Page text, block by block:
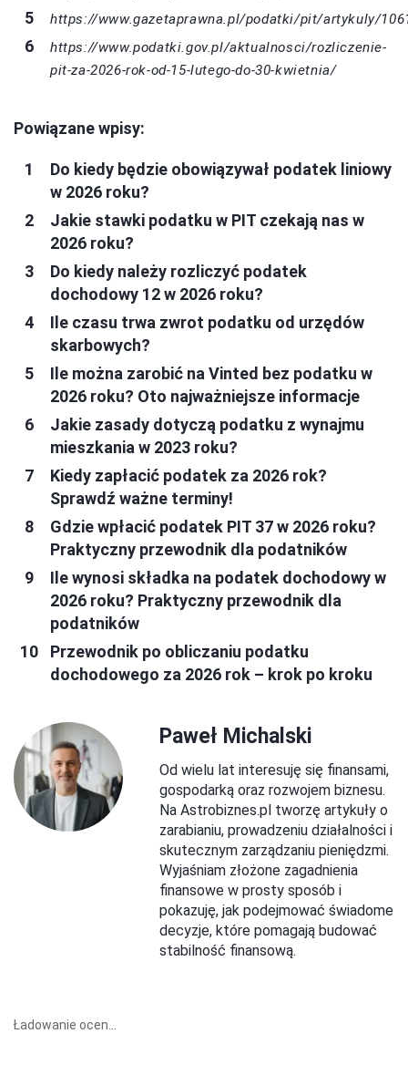
https://www.gazetaprawna.pl/podatki/pit/artykuly/
https://www.podatki.gov.pl/aktualnosci/rozliczenie-
pit-za-2026-rok-od-15-lutego-do-30-kwietnia/
Powiązane wpisy:
Do kiedy będzie obowiązywał podatek liniowy
w 2026 roku?
Jakie stawki podatku w PIT czekają nas w
2026 roku?
Do kiedy należy rozliczyć podatek
dochodowy 12 w 2026 roku?
Ile czasu trwa zwrot podatku od urzędów
skarbowych?
Ile można zarobić na Vinted bez podatku w
2026 roku? Oto najważniejsze informacje
Jakie zasady dotyczą podatku z wynajmu
mieszkania w 2023 roku?
Kiedy zapłacić podatek za 2026 rok?
Sprawdź ważne terminy!
Gdzie wpłacić podatek PIT 37 w 2026 roku?
Praktyczny przewodnik dla podatników
Ile wynosi składka na podatek dochodowy w
2026 roku? Praktyczny przewodnik dla
podatników
Przewodnik po obliczaniu podatku
dochodowego za 2026 rok – krok po kroku
Paweł Michalski
Od wielu lat interesuję się finansami,
gospodarką oraz rozwojem biznesu.
Na Astrobiznes.pl tworzę artykuły o
zarabianiu, prowadzeniu działalności i
skutecznym zarządzaniu pieniędzmi.
Wyjaśniam złożone zagadnienia
finansowe w prosty sposób i
pokazuję, jak podejmować świadome
decyzje, które pomagają budować
stabilność finansową.
Ładowanie ocen...